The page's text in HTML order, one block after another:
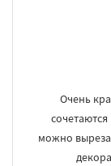
Очень
можно